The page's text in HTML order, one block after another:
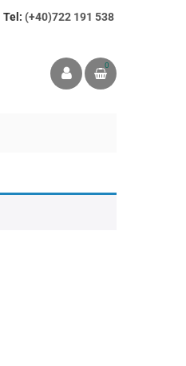
Tel: (+40)722 191 538
0